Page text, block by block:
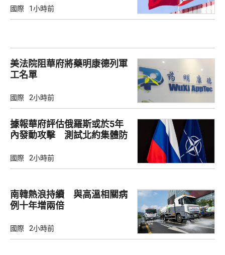
國際 1小時前
美法院阻華府將藥明康德列軍
工名單
國際 2小時前
據報華府評估俄羅斯或於5年
內發動攻擊 測試北約集體防
國際 2小時前
南韓熱浪持續 與高溫相關病
例十年增兩倍
國際 2小時前